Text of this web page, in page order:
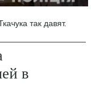
так давят.
в